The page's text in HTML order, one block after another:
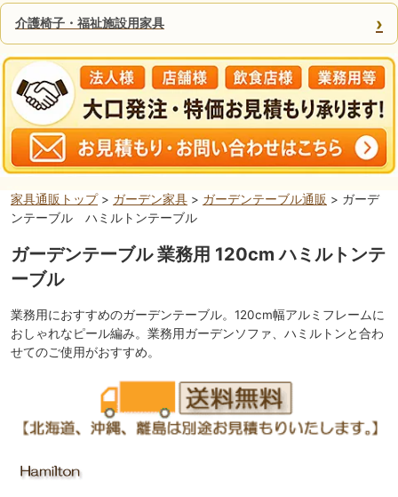
介護椅子・福祉施設用家具 ›
家具通販トップ> ガーデン家具 > ガーデンテーブル通販 > ガーデ
ンテーブル ハミルトンテーブル
ガーデンテーブル 業務用 120cm ハミルトンテ
ーブル
業務用におすすめのガーデンテーブル。120cm幅アルミフレームに
おしゃれなピール編み。業務用ガーデンソファ、ハミルトンと合わ
せてのご使用がおすすめ。